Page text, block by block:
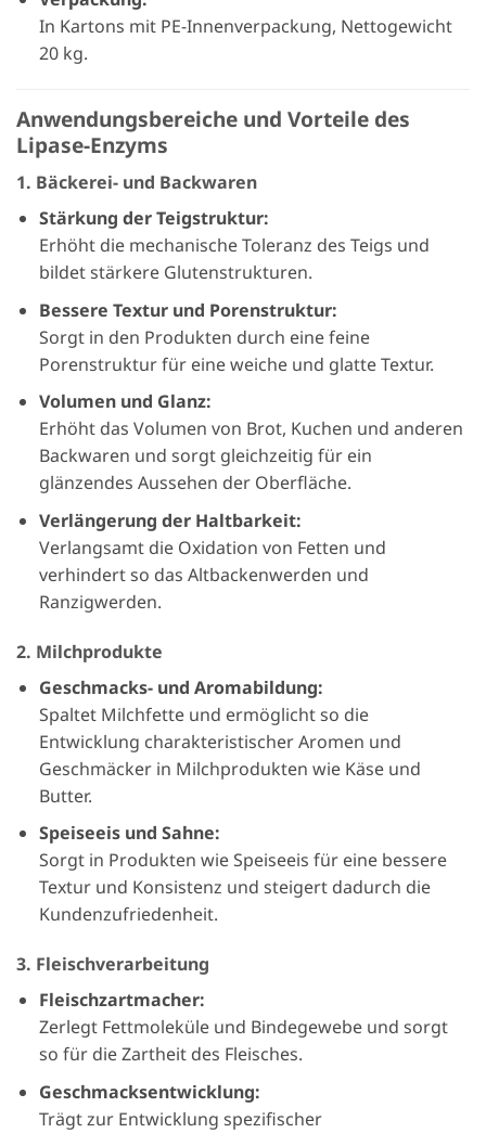
In Kartons mit PE-Innenverpackung, Nettogewicht
20 kg.
Anwendungsbereiche und Vorteile des
Lipase-Enzyms
1. Bäckerei- und Backwaren
Stärkung der Teigstruktur:
Erhöht die mechanische Toleranz des Teigs und
bildet stärkere Glutenstrukturen.
Bessere Textur und Porenstruktur:
Sorgt in den Produkten durch eine feine
Porenstruktur für eine weiche und glatte Textur.
Volumen und Glanz:
Erhöht das Volumen von Brot, Kuchen und anderen
Backwaren und sorgt gleichzeitig für ein
glänzendes Aussehen der Oberfläche.
Verlängerung der Haltbarkeit:
Verlangsamt die Oxidation von Fetten und
verhindert so das Altbackenwerden und
Ranzigwerden.
2. Milchprodukte
Geschmacks- und Aromabildung:
Spaltet Milchfette und ermöglicht so die
Entwicklung charakteristischer Aromen und
Geschmäcker in Milchprodukten wie Käse und
Butter.
Speiseeis und Sahne:
Sorgt in Produkten wie Speiseeis für eine bessere
Textur und Konsistenz und steigert dadurch die
Kundenzufriedenheit.
3. Fleischverarbeitung
Fleischzartmacher:
Zerlegt Fettmoleküle und Bindegewebe und sorgt
so für die Zartheit des Fleisches.
Geschmacksentwicklung:
Trägt zur Entwicklung spezifischer